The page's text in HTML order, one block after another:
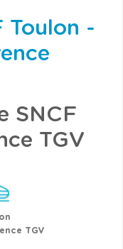
Toulon -
SNCF
TGV
TGV